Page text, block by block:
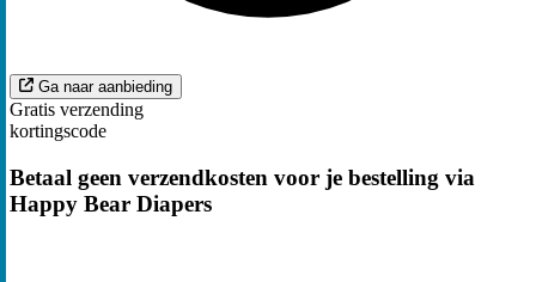
Ga naar aanbieding
Gratis verzending
kortingscode
Betaal geen verzendkosten voor je bestelling via
Happy Bear Diapers